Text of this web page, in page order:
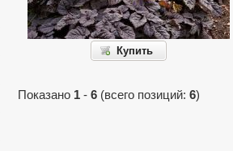
Купить
Показано 1 - 6 (всего позиций: 6)